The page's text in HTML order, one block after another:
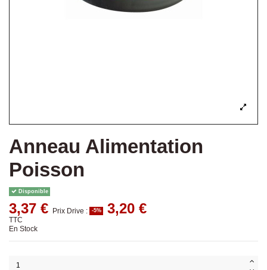
Anneau Alimentation
Poisson
Disponible
3,37 € Prix Drive : -5% 3,20 €
TTC
En Stock